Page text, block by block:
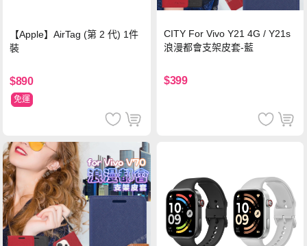
【Apple】AirTag (第 2 代) 1件
裝
$890
免運
CITY For Vivo Y21 4G / Y21s
浪漫都會支架皮套-藍
$399